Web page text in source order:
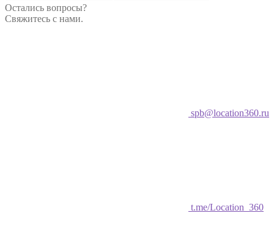
Остались вопросы?
Свяжитесь с нами.
spb@location360.ru
t.me/Location_360